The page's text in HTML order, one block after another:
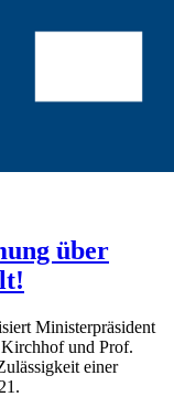
über
Ministerpräsident
und Prof.
einer